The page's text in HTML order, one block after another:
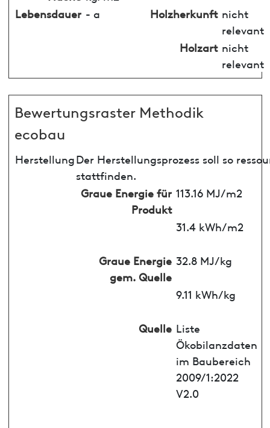
Lebensdauer - a Holzherkunft nicht
relevant
Holzart nicht
relevant
Bewertungsraster Methodik
ecobau
HerstellungDer Herstellungsprozess soll so
stattfinden.
Graue Energie für
Produkt
113.16 MJ/m2
31.4 kWh/m2
Graue Energie
gem. Quelle
32.8 MJ/kg
9.11 kWh/kg
Quelle Liste
Ökobilanzdaten
im Baubereich
2009/1:2022
V2.0